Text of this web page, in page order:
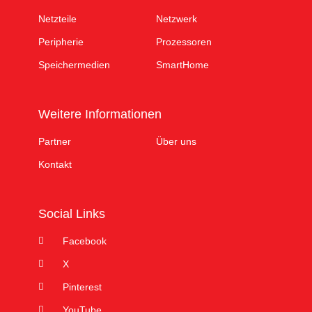
Netzteile Netzwerk
Peripherie Prozessoren
Speichermedien SmartHome
Weitere Informationen
Partner Über uns
Kontakt
Social Links
Facebook
X
Pinterest